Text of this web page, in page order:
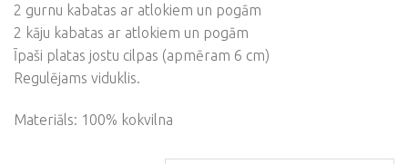
2 gurnu kabatas ar atlokiem un pogām
2 kāju kabatas ar atlokiem un pogām
Īpaši platas jostu cilpas (apmēram 6 cm)
Regulējams viduklis.
Materiāls: 100% kokvilna